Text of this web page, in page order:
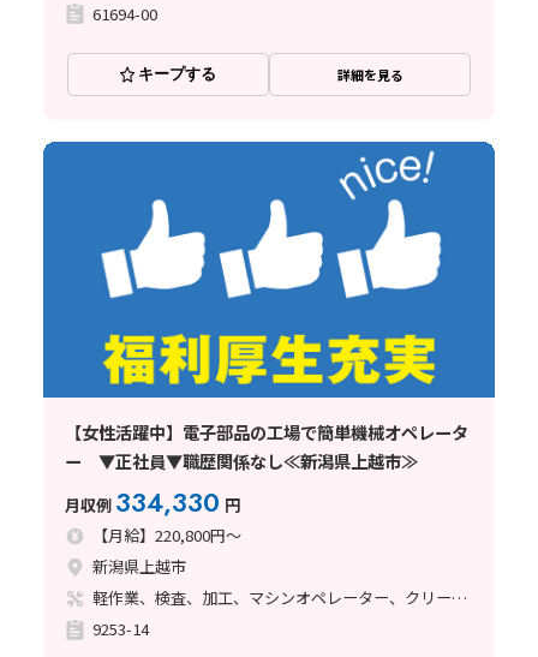
61694-00
キープする 詳細を見る
【女性活躍中】電子部品の工場で簡単機械オペレータ
ー ▼正社員▼職歴関係なし≪新潟県上越市≫
月収例 334,330 円
【月給】220,800円～
新潟県上越市
軽作業、検査、加工、マシンオペレーター、クリーンルーム、清掃・洗浄、品質管理、メンテナンス・保全、立ち作業
9253-14